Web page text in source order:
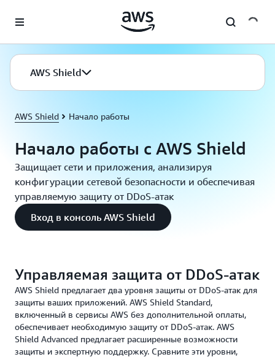
Перейти к главному контенту
AWS Shield
AWS Shield Начало работы
Начало работы с AWS Shield
Защищает сети и приложения, анализируя
конфигурации сетевой безопасности и обеспечивая
управляемую защиту от DDoS-атак
Вход в консоль AWS Shield
Управляемая защита от DDoS-атак
AWS Shield предлагает два уровня защиты от DDoS-атак для
защиты ваших приложений. AWS Shield Standard,
включенный в сервисы AWS без дополнительной оплаты,
обеспечивает необходимую защиту от DDoS-атак. AWS
Shield Advanced предлагает расширенные возможности
защиты и экспертную поддержку. Сравните эти уровни,